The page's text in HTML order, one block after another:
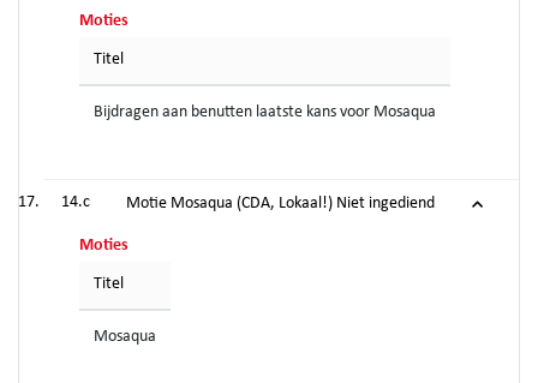
Moties
Titel
Bijdragen aan benutten laatste kans voor Mosaqua
14.c Motie Mosaqua (CDA, Lokaal!) Niet ingediend
Moties
Titel
Mosaqua